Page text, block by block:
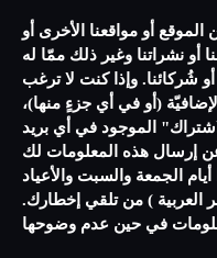
أو مواقعنا الأخرى أو
أو نشراتنا وغير ذلك ممّا له
شُركائنا. وإذا كنت لا ترغب
(أو في أي جزءٍ منها)،
الموجود في أي بريد
إرسال هذه المعلومات لك
الجمعة والسبت والأعياد
العربية ) من تلقي إخطارك.